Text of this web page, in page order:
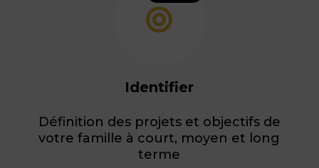

Identifier
Définition des projets et objectifs de
votre famille à court, moyen et long
terme